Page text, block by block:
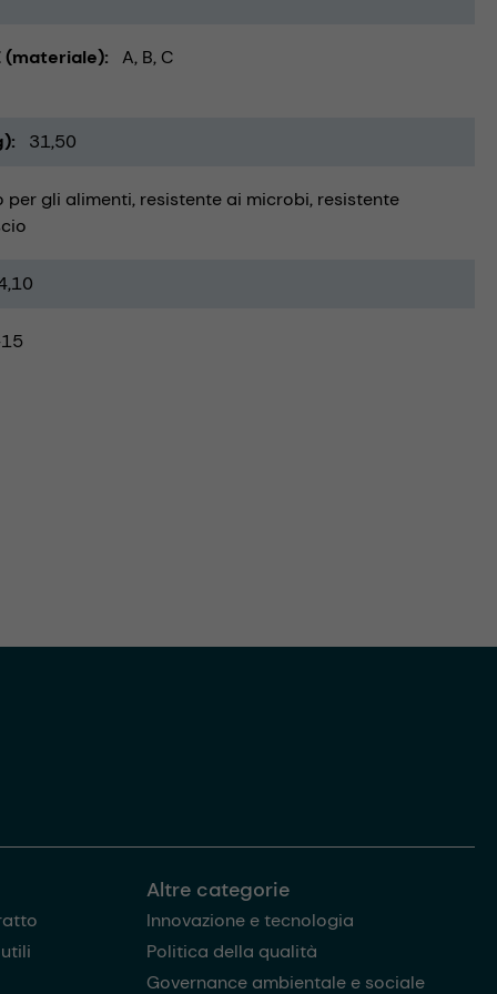
(materiale) A, B, C
31,50
per gli alimenti resistente ai microbi resistente
Altre categorie
Innovazione e tecnologia
Politica della qualità
Governance ambientale e sociale